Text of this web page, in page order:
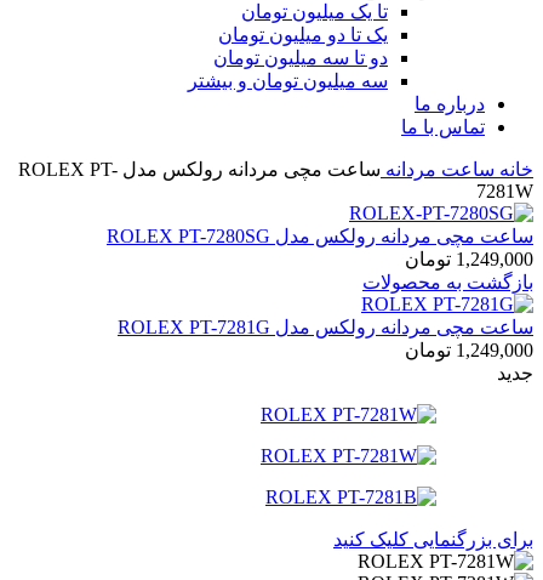
تا یک میلیون تومان
یک تا دو میلیون تومان
دو تا سه میلیون تومان
سه میلیون تومان و بیشتر
درباره ما
تماس با ما
خانه ساعت مردانه
ساعت مچی مردانه رولکس مدل ROLEX PT-
7281W
ساعت مچی مردانه رولکس مدل ROLEX PT-7280SG
1,249,000 تومان
بازگشت به محصولات
ساعت مچی مردانه رولکس مدل ROLEX PT-7281G
1,249,000 تومان
جدید
برای بزرگنمایی کلیک کنید